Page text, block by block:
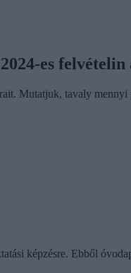
es felvételin
Mutatjuk, tavaly
képzésre. Ebből